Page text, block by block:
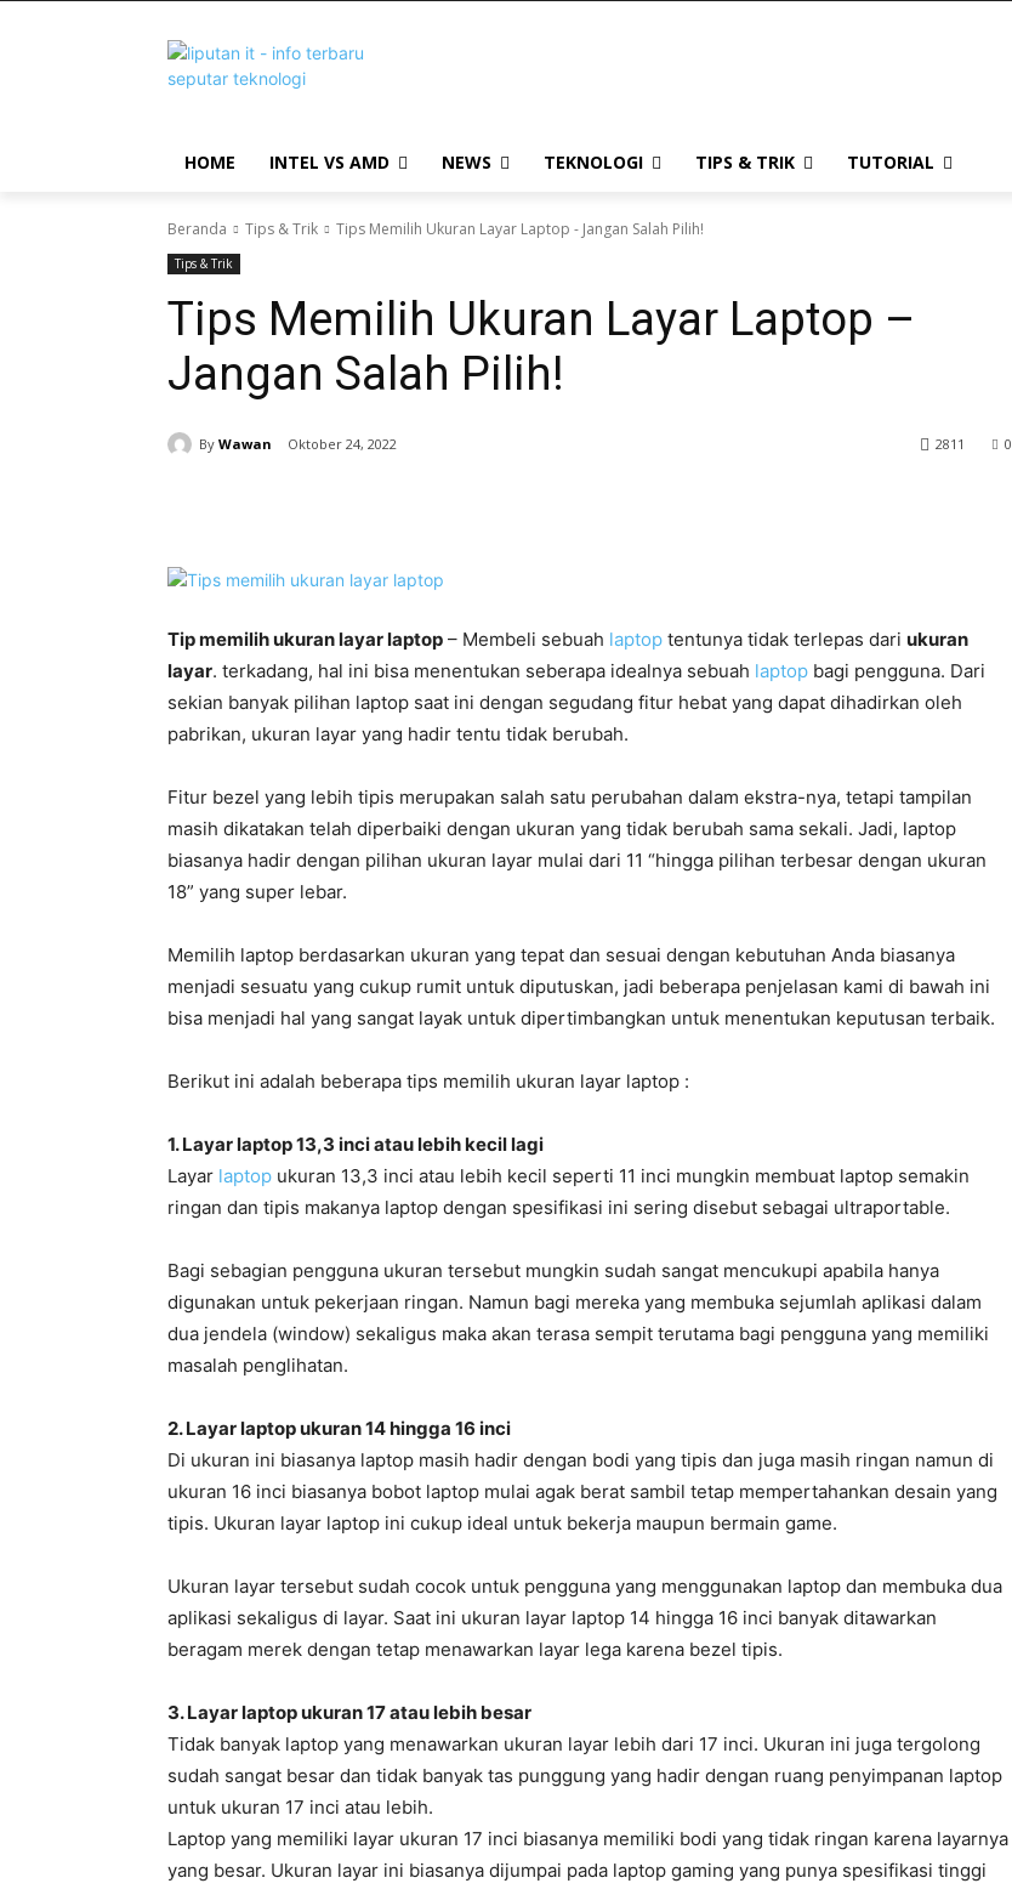
HOME INTEL VS AMD NEWS TEKNOLOGI TIPS & TRIK TUTORIAL
Beranda Tips & Trik Tips Memilih Ukuran Layar Laptop - Jangan Salah Pilih!
Tips & Trik
Tips Memilih Ukuran Layar Laptop –
Jangan Salah Pilih!
By Wawan Oktober 24, 2022 0
2811
Tip memilih ukuran layar laptop – Membeli sebuah laptop tentunya tidak terlepas dari ukuran
layar. terkadang, hal ini bisa menentukan seberapa idealnya sebuah laptop bagi pengguna. Dari
sekian banyak pilihan laptop saat ini dengan segudang fitur hebat yang dapat dihadirkan oleh
pabrikan, ukuran layar yang hadir tentu tidak berubah.
Fitur bezel yang lebih tipis merupakan salah satu perubahan dalam ekstra-nya, tetapi tampilan
masih dikatakan telah diperbaiki dengan ukuran yang tidak berubah sama sekali. Jadi, laptop
biasanya hadir dengan pilihan ukuran layar mulai dari 11 “hingga pilihan terbesar dengan ukuran
18” yang super lebar.
Memilih laptop berdasarkan ukuran yang tepat dan sesuai dengan kebutuhan Anda biasanya
menjadi sesuatu yang cukup rumit untuk diputuskan, jadi beberapa penjelasan kami di bawah ini
bisa menjadi hal yang sangat layak untuk dipertimbangkan untuk menentukan keputusan terbaik.
Berikut ini adalah beberapa tips memilih ukuran layar laptop :
1. Layar laptop 13,3 inci atau lebih kecil lagi
Layar laptop ukuran 13,3 inci atau lebih kecil seperti 11 inci mungkin membuat laptop semakin
ringan dan tipis makanya laptop dengan spesifikasi ini sering disebut sebagai ultraportable.
Bagi sebagian pengguna ukuran tersebut mungkin sudah sangat mencukupi apabila hanya
digunakan untuk pekerjaan ringan. Namun bagi mereka yang membuka sejumlah aplikasi dalam
dua jendela (window) sekaligus maka akan terasa sempit terutama bagi pengguna yang memiliki
masalah penglihatan.
2. Layar laptop ukuran 14 hingga 16 inci
Di ukuran ini biasanya laptop masih hadir dengan bodi yang tipis dan juga masih ringan namun di
ukuran 16 inci biasanya bobot laptop mulai agak berat sambil tetap mempertahankan desain yang
tipis. Ukuran layar laptop ini cukup ideal untuk bekerja maupun bermain game.
Ukuran layar tersebut sudah cocok untuk pengguna yang menggunakan laptop dan membuka dua
aplikasi sekaligus di layar. Saat ini ukuran layar laptop 14 hingga 16 inci banyak ditawarkan
beragam merek dengan tetap menawarkan layar lega karena bezel tipis.
3. Layar laptop ukuran 17 atau lebih besar
Tidak banyak laptop yang menawarkan ukuran layar lebih dari 17 inci. Ukuran ini juga tergolong
sudah sangat besar dan tidak banyak tas punggung yang hadir dengan ruang penyimpanan laptop
untuk ukuran 17 inci atau lebih.
Laptop yang memiliki layar ukuran 17 inci biasanya memiliki bodi yang tidak ringan karena layarnya
yang besar. Ukuran layar ini biasanya dijumpai pada laptop gaming yang punya spesifikasi tinggi